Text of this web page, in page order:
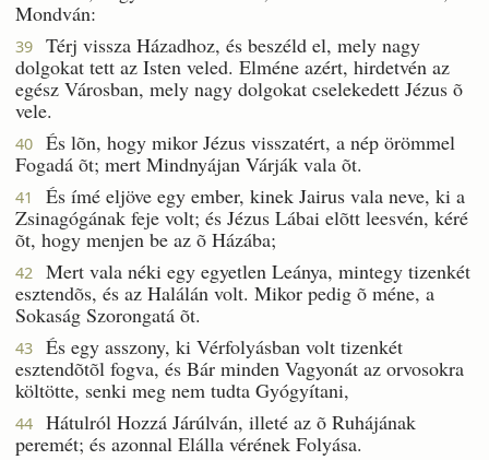
Mondván:
39
Térj vissza Házadhoz, és beszéld el, mely nagy
dolgokat tett az Isten veled. Elméne azért, hirdetvén az
egész Városban, mely nagy dolgokat cselekedett Jézus õ
vele.
40
És lõn, hogy mikor Jézus visszatért, a nép örömmel
Fogadá õt; mert Mindnyájan Várják vala õt.
41
És ímé eljöve egy ember, kinek Jairus vala neve, ki a
Zsinagógának feje volt; és Jézus Lábai elõtt leesvén, kéré
õt, hogy menjen be az õ Házába;
42
Mert vala néki egy egyetlen Leánya, mintegy tizenkét
esztendõs, és az Halálán volt. Mikor pedig õ méne, a
Sokaság Szorongatá õt.
43
És egy asszony, ki Vérfolyásban volt tizenkét
esztendõtõl fogva, és Bár minden Vagyonát az orvosokra
költötte, senki meg nem tudta Gyógyítani,
44
Hátulról Hozzá Járúlván, illeté az õ Ruhájának
peremét; és azonnal Elálla vérének Folyása.